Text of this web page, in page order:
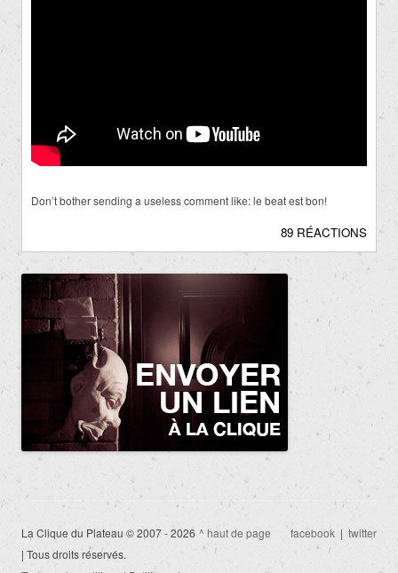
Don’t bother sending a useless comment like: le beat est bon!
89 RÉACTIONS
La Clique du Plateau © 2007 - 2026
| Tous droits réservés.
^ haut de page facebook | twitter